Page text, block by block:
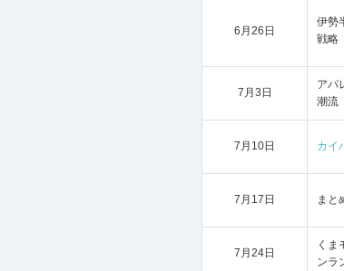
6月26日
伊勢
戦略
7月3日
アパ
潮流
7月10日 カイ
7月17日 まと
7月24日
くま
ンラ